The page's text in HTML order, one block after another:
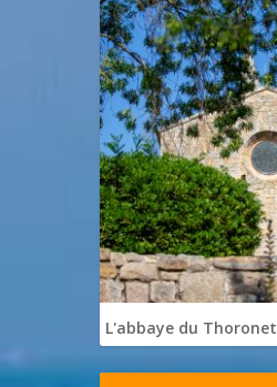
L'abbaye du Thoronet